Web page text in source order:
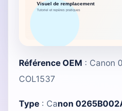
Référence OEM : Canon
COL1537
Type : Canon